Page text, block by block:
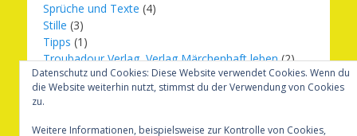
Sprüche und Texte (4)
Stille (3)
Tipps (1)
Troubadour Verlag, Verlag Märchenhaft leben(2)
Übungen (1)
Urbilder(20)
Verlag Märchenhaft leben
Weihnachten(16)
Datenschutz und Cookies: Diese Website verwendet Cookies. Wenn du
die Website weiterhin nutzt, stimmst du der Verwendung von Cookies
zu.
Weitere Informationen, beispielsweise zur Kontrolle von Cookies,